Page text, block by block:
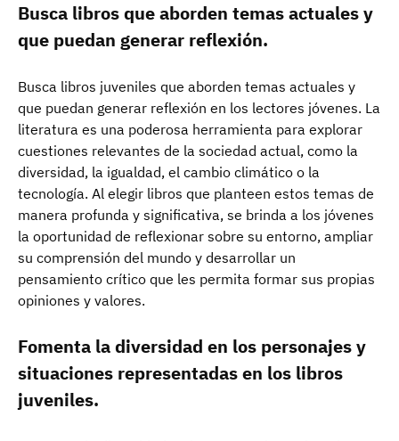
Busca libros que aborden temas actuales y
que puedan generar reflexión.
Busca libros juveniles que aborden temas actuales y
que puedan generar reflexión en los lectores jóvenes. La
literatura es una poderosa herramienta para explorar
cuestiones relevantes de la sociedad actual, como la
diversidad, la igualdad, el cambio climático o la
tecnología. Al elegir libros que planteen estos temas de
manera profunda y significativa, se brinda a los jóvenes
la oportunidad de reflexionar sobre su entorno, ampliar
su comprensión del mundo y desarrollar un
pensamiento crítico que les permita formar sus propias
opiniones y valores.
Fomenta la diversidad en los personajes y
situaciones representadas en los libros
juveniles.